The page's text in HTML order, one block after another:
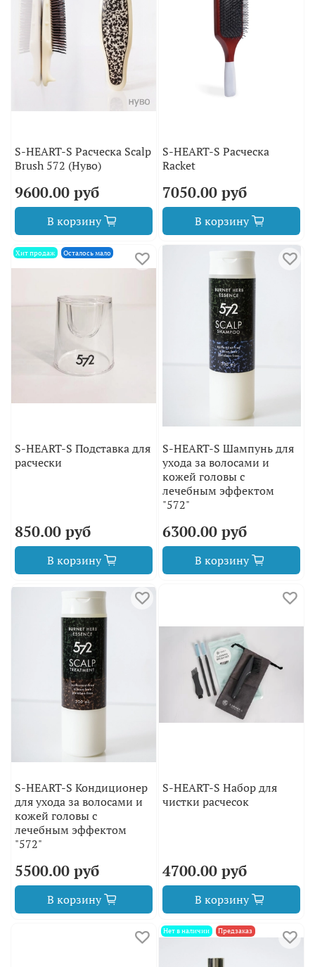
S-HEART-S Расческа Scalp
Brush 572 (Нуво)
9600.00 руб
В корзину
S-HEART-S Расческа
Racket
7050.00 руб
В корзину
Хит продаж Осталось мало
S-HEART-S Подставка для
расчески
850.00 руб
В корзину
S-HEART-S Шампунь для
ухода за волосами и
кожей головы с
лечебным эффектом
"572"
6300.00 руб
В корзину
S-HEART-S Кондиционер
для ухода за волосами и
кожей головы с
лечебным эффектом
"572"
5500.00 руб
В корзину
S-HEART-S Набор для
чистки расчесок
4700.00 руб
В корзину
Нет в наличии Предзаказ